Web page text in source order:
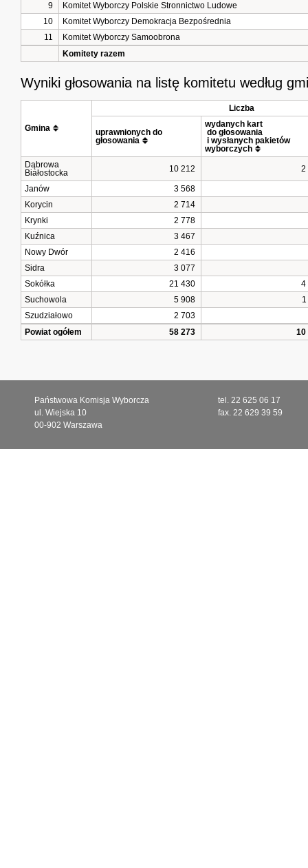
9
Komitet Wyborczy Polskie Stronnictwo Ludowe
10
Komitet Wyborczy Demokracja Bezpośrednia
11
Komitet Wyborczy Samoobrona
Komitety razem
Wyniki głosowania na listę komitetu według
Gmina
Liczba
uprawnionych do
głosowania
wydanych kart
do głosowania
wyborczych
Dąbrowa
Białostocka
10 212 2
Janów
3 568
Korycin
2 714
Krynki
2 778
Kuźnica
3 467
Nowy Dwór
2 416
Sidra
3 077
Sokółka
21 430
4
Suchowola
5 908
Szudziałowo
2 703
Powiat ogółem
58 273
Państwowa Komisja Wyborcza
ul. Wiejska 10
00-902 Warszawa
tel. 22 625 06 17
fax. 22 629 39 59